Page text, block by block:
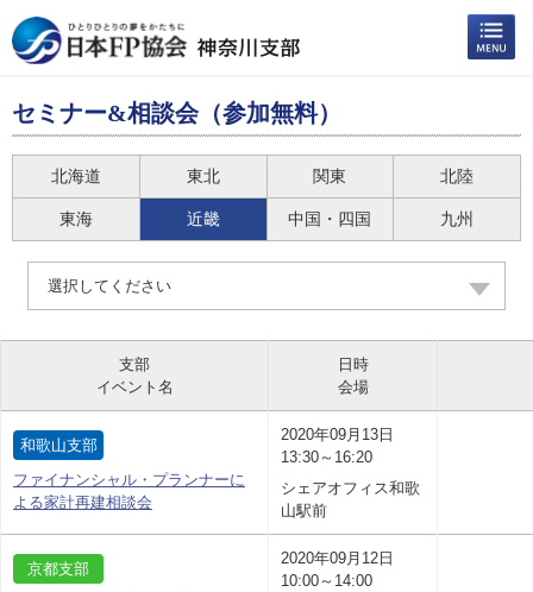
セミナー&相談会（参加無料）
北海道 東北 関東 北陸
東海 近畿 中国・四国 九州
選択してください
支部
イベント名
日時
会場
和歌山支部
ファイナンシャル・プランナーに
よる家計再建相談会
2020年09月13日
13:30～16:20
シェアオフィス和歌
山駅前
京都支部
2020年09月12日
10:00～14:00